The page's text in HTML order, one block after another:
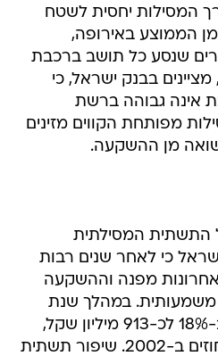
המסילות יחסית לשטח
הממוצע באירופה,
שנסע כל תושב ברכבת
מציינים בבנק ישראל, כי
אינה גבוהה ברשת
מפותחת הקווים מזינים
מן ההשקעה.
התשתית המסילתית
כי לאחר שנים רבות
מפנה וההשקעה
במהלך שנת
2003 גדלה ההשקעה ב-18% לכ-913 מיליון שקל,
לאחר גידול של 83% אחוזים ב-2002. שיפור תשתית